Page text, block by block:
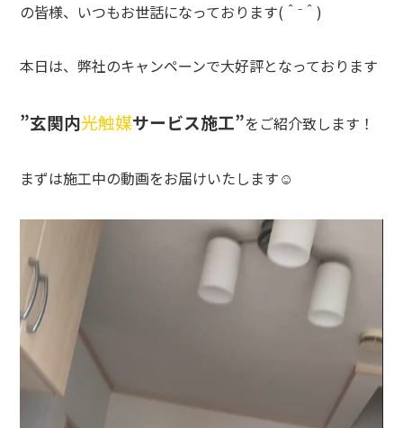
の皆様、いつもお世話になっております(＾⁻＾)
本日は、弊社のキャンペーンで大好評となっております
”玄関内光触媒サービス施工”をご紹介致します！
まずは施工中の動画をお届けいたします☺
画
プ
レ
ー
ヤ